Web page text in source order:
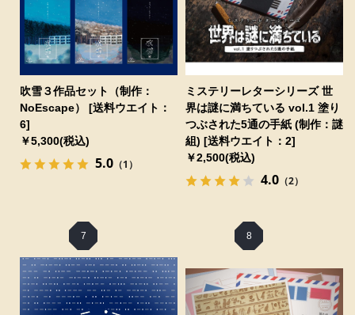
吹雪３作品セット（制作：
NoEscape） [送料ウエイト：
6]
￥5,300(税込)
5.0 （1）
ミステリーレターシリーズ 世
界は謎に満ちている vol.1 塗り
つぶされた5通の手紙 (制作：謎
組) [送料ウエイト：2]
￥2,500(税込)
4.0 （2）
7 8